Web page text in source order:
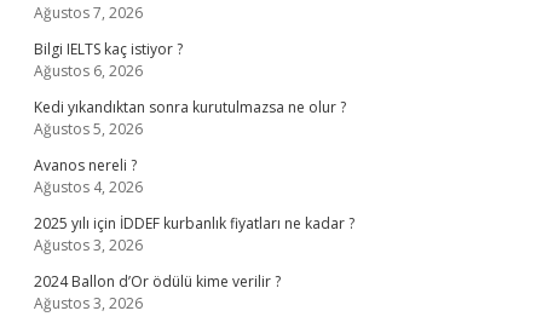
Ağustos 7, 2026
Bilgi IELTS kaç istiyor ?
Ağustos 6, 2026
Kedi yıkandıktan sonra kurutulmazsa ne olur ?
Ağustos 5, 2026
Avanos nereli ?
Ağustos 4, 2026
2025 yılı için İDDEF kurbanlık fiyatları ne kadar ?
Ağustos 3, 2026
2024 Ballon d’Or ödülü kime verilir ?
Ağustos 3, 2026